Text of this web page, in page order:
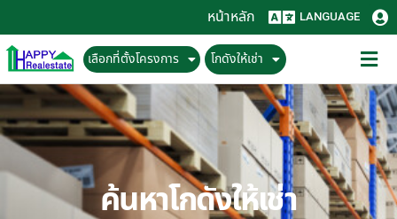
หน้าหลัก LANGUAGE
เลือกที่ตั้งโครงการ โกดังให้เช่า
ค้นหาโกดังให้เช่า